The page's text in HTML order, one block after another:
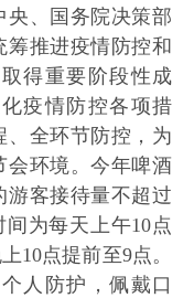
央、国务院决策部
推进疫情防控和
得重要阶段性成
疫情防控各项措
、全环节防控，为
会环境。今年啤酒
游客接待量不超过
为每天上午10点
10点提前至9点。
人防护，佩戴口